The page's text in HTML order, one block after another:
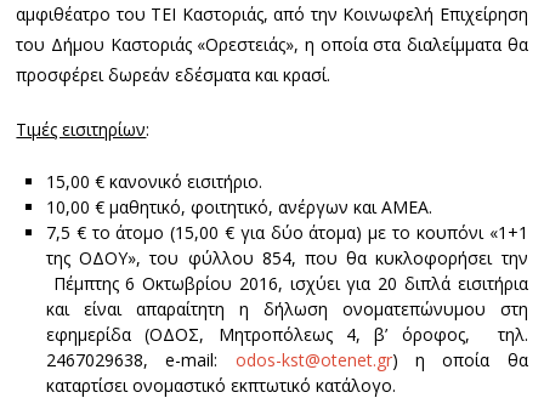
αμφιθέατρο του ΤΕΙ Καστοριάς, από την Κοινωφελή Επιχείρηση
του Δήμου Καστοριάς «Ορεστειάς», η οποία στα διαλείμματα θα
προσφέρει δωρεάν εδέσματα και κρασί.
Τιμές εισιτηρίων:
15,00 € κανονικό εισιτήριο.
10,00 € μαθητικό, φοιτητικό, ανέργων και ΑΜΕΑ.
7,5 € το άτομο (15,00 € για δύο άτομα) με το κουπόνι «1+1
της ΟΔΟΥ», του φύλλου 854, που θα κυκλοφορήσει την
Πέμπτης 6 Οκτωβρίου 2016, ισχύει για 20 διπλά εισιτήρια
και είναι απαραίτητη η δήλωση ονοματεπώνυμου στη
εφημερίδα (ΟΔΟΣ, Μητροπόλεως 4, β’ όροφος, τηλ.
2467029638, e-mail: odos-kst@otenet.gr) η οποία θα
καταρτίσει ονομαστικό εκπτωτικό κατάλογο.